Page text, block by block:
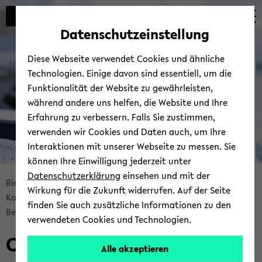
Automatische
vermeiden
zum
wechseln
zum
wechseln
zum
wechseln
Bread­
crumb
über­
sprin­
gen
und
Bie­le­fel­der IT-​Servicezentrum
Ser­vices
Kom­mu­ni­ka­ti­on & Zu­sam­men­ar­beit
Be­ra­tung & Sup­port
UBI-​CERT
Servicezentrum
© Uni­ver­si­tät Bie­le­feld | BITS
Com­pu­ter Emer­gen­cy Re­
Datenschutzeinstellung
Diese Webseite verwendet Cookies und ähnliche
Technologien. Einige davon sind essentiell, um die
Funktionalität der Website zu gewährleisten,
während andere uns helfen, die Website und Ihre
Erfahrung zu verbessern. Falls Sie zustimmen,
verwenden wir Cookies und Daten auch, um Ihre
Interaktionen mit unserer Webseite zu messen. Sie
können Ihre Einwilligung jederzeit unter
Datenschutzerklärung einsehen und mit der
Wirkung für die Zukunft widerrufen. Auf der Seite
finden Sie auch zusätzliche Informationen zu den
verwendeten Cookies und Technologien.
Alle akzeptieren